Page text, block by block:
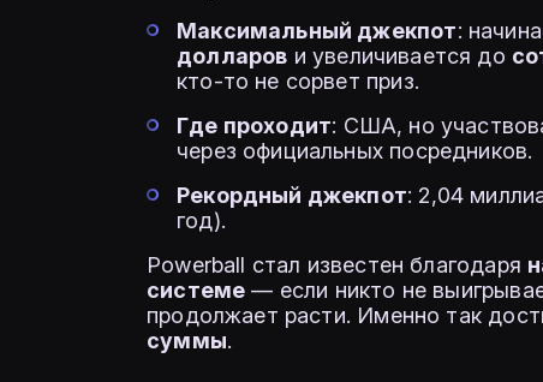
Максимальный джекпот:
долларов и увеличивается до
кто-то не сорвет приз.
Где проходит: США, но
через официальных посредников.
Рекордный джекпот: 2,04
год).
Powerball стал известен благодаря
системе — если никто не
продолжает расти. Именно так
суммы.